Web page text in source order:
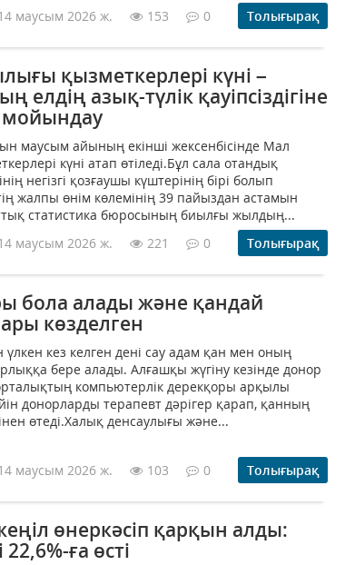
маусым 2026 ж. 153 0 Толығырақ
қызметкерлері күні –
елдің азық-түлік қауіпсіздігіне
мойындау
маусым айының екінші жексенбісінде Мал
күні атап өтіледі.Бұл сала отандық
негізгі қозғаушы күштерінің бірі болып
жалпы өнім көлемінің 39 пайыздан астамын
статистика бюросының биылғы жылдың...
маусым 2026 ж. 221 0 Толығырақ
бола алады және қандай
көзделген
кез келген дені сау адам қан мен оның
бере алады. Алғашқы жүгіну кезінде донор
компьютерлік дерекқоры арқылы
донорларды терапевт дәрігер қарап, қанның
өтеді.Халық денсаулығы және...
маусым 2026 ж. 103 0 Толығырақ
өнеркәсіп қарқын алды:
ға өсті